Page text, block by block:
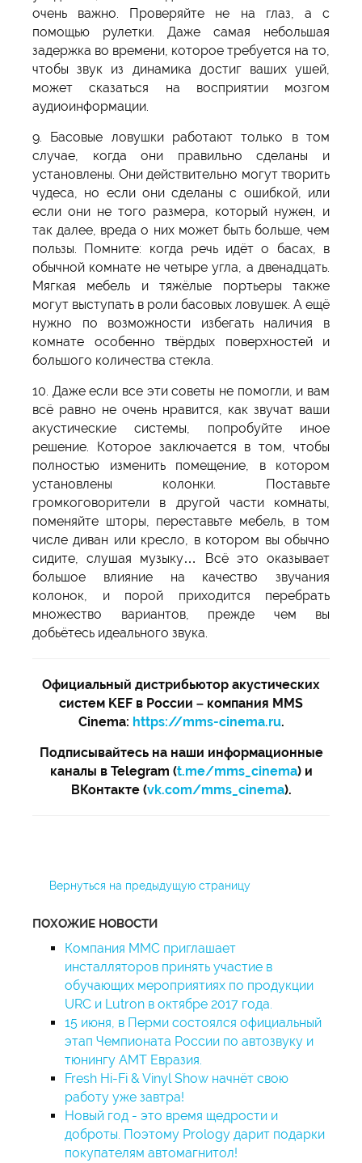
очень важно. Проверяйте не на глаз, а с
помощью рулетки. Даже самая небольшая
задержка во времени, которое требуется на то,
чтобы звук из динамика достиг ваших ушей,
может сказаться на восприятии мозгом
аудиоинформации.
9. Басовые ловушки работают только в том
случае, когда они правильно сделаны и
установлены. Они действительно могут творить
чудеса, но если они сделаны с ошибкой, или
если они не того размера, который нужен, и
так далее, вреда о них может быть больше, чем
пользы. Помните: когда речь идёт о басах, в
обычной комнате не четыре угла, а двенадцать.
Мягкая мебель и тяжёлые портьеры также
могут выступать в роли басовых ловушек. А ещё
нужно по возможности избегать наличия в
комнате особенно твёрдых поверхностей и
большого количества стекла.
10. Даже если все эти советы не помогли, и вам
всё равно не очень нравится, как звучат ваши
акустические системы, попробуйте иное
решение. Которое заключается в том, чтобы
полностью изменить помещение, в котором
установлены колонки. Поставьте
громкоговорители в другой части комнаты,
поменяйте шторы, переставьте мебель, в том
числе диван или кресло, в котором вы обычно
сидите, слушая музыку… Всё это оказывает
большое влияние на качество звучания
колонок, и порой приходится перебрать
множество вариантов, прежде чем вы
добьётесь идеального звука.
Официальный дистрибьютор акустических
систем KEF в России – компания MMS
Cinema: https://mms-cinema.ru.
Подписывайтесь на наши информационные
каналы в Telegram (t.me/mms_cinema) и
ВКонтакте (vk.com/mms_cinema).
Вернуться на предыдущую страницу
ПОХОЖИЕ НОВОСТИ
Компания MMC приглашает
инсталляторов принять участие в
обучающих мероприятиях по продукции
URC и Lutron в октябре 2017 года.
15 июня, в Перми состоялся официальный
этап Чемпионата России по автозвуку и
тюнингу АМТ Евразия.
Fresh Hi-Fi & Vinyl Show начнёт свою
работу уже завтра!
Новый год - это время щедрости и
доброты. Поэтому Prology дарит подарки
покупателям автомагнитол!